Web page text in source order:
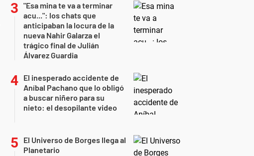
"Esa mina te va a terminar
acu...": los chats que
anticipaban la locura de la
nueva Nahir Galarza el
trágico final de Julián
Álvarez Guardia
El inesperado accidente de
Aníbal Pachano que lo obligó
a buscar niñero para su
nieto: el desopilante video
El Universo de Borges llega al
Planetario